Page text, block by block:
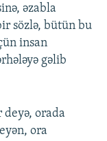
əzabla
sözlə, bütün bu
insan
gəlib
deyə, orada
ora